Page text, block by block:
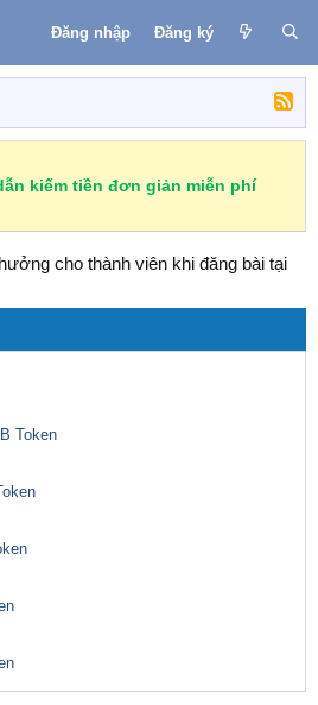
Đăng nhập Đăng ký
kiếm tiền đơn giản miễn phí
cho thành viên khi đăng bài tại
Token